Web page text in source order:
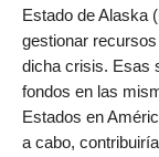
Estado de Alaska
gestionar
dicha crisis. Esas
fondos en las
Estados en
a cabo,